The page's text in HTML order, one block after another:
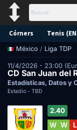
Córners Tenis
México / Liga TDP
11/4/2026 - 23:00
Estadísticas, Datos y
Estadio - TBD
2.40
W W L